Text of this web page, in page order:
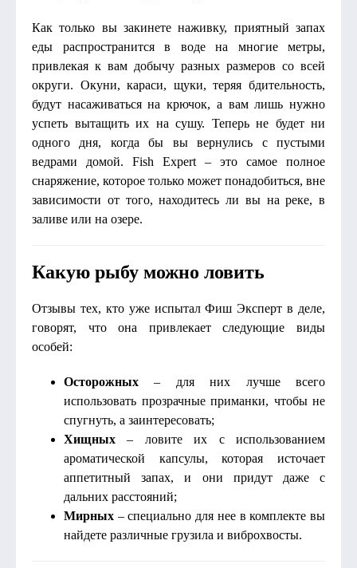
Как только вы закинете наживку, приятный запах
еды распространится в воде на многие метры,
привлекая к вам добычу разных размеров со всей
округи. Окуни, караси, щуки, теряя бдительность,
будут насаживаться на крючок, а вам лишь нужно
успеть вытащить их на сушу. Теперь не будет ни
одного дня, когда бы вы вернулись с пустыми
ведрами домой. Fish Expert – это самое полное
снаряжение, которое только может понадобиться, вне
зависимости от того, находитесь ли вы на реке, в
заливе или на озере.
Какую рыбу можно ловить
Отзывы тех, кто уже испытал Фиш Эксперт в деле,
говорят, что она привлекает следующие виды
особей:
Осторожных – для них лучше всего
использовать прозрачные приманки, чтобы не
спугнуть, а заинтересовать;
Хищных – ловите их с использованием
ароматической капсулы, которая источает
аппетитный запах, и они придут даже с
дальних расстояний;
Мирных – специально для нее в комплекте вы
найдете различные грузила и виброхвосты.